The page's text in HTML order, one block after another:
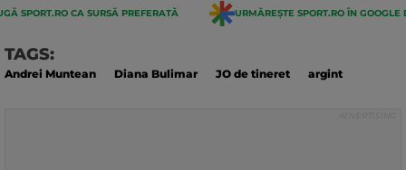
SPORT.RO CA SURSĂ PREFERATĂ URMĂREȘTE SPORT.RO ÎN GOOGLE
TAGS:
Andrei Muntean Diana Bulimar JO de tineret argint